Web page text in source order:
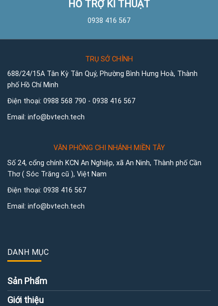
HỖ TRỢ KĨ THUẬT
0938 416 567
TRỤ SỞ CHÍNH
688/24/15A Tân Kỳ Tân Quý, Phường Bình Hưng Hoà, Thành
phố Hồ Chí Minh
Điện thoại: 0988 568 790 - 0938 416 567
Email: info@bvtech.tech
VĂN PHÒNG CHI NHÁNH MIỀN TÂY
Số 24, cổng chính KCN An Nghiệp, xã An Ninh, Thành phố Cần
Thơ ( Sóc Trăng cũ ), Việt Nam
Điện thoại: 0938 416 567
Email: info@bvtech.tech
DANH MỤC
Sản Phẩm
Giới thiệu